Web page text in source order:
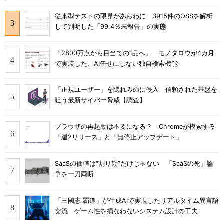
従来型テストの限界があらわに 3915件のOSSを解析
して判明した「99.4％未報告」の実態
「2800万点から目当ての1品へ」 モノタロウが4カ月
で実装した、AI任せにしない独自検索機能
「正規ユーザー」を隠れみのに侵入 信頼された基盤を
狙う最新サイバー脅威【調査】
ブラウザの再起動は不要になる？ Chromeが模索する
「週2リリース」と「無停止アップデート」
SaaSの価値は“割り勘”だけじゃない 「SaaSの死」論
争を一刀両断
「三國志 覇道」が生成AIで実現したリアルタイム異言語
交流 ゲーム性を損なわないシステム設計の工夫